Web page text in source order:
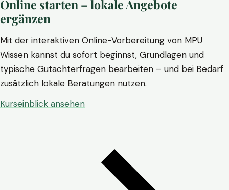
Online starten – lokale Angebote
ergänzen
Mit der interaktiven Online-Vorbereitung von MPU
Wissen kannst du sofort beginnst, Grundlagen und
typische Gutachterfragen bearbeiten – und bei Bedarf
zusätzlich lokale Beratungen nutzen.
Kurseinblick ansehen